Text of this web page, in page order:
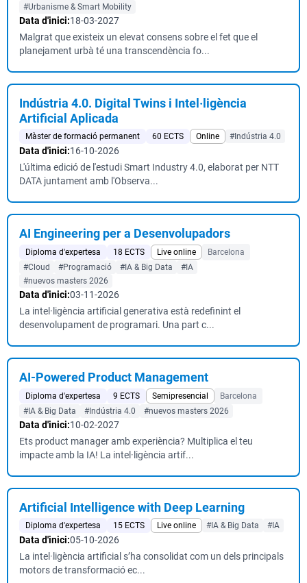
#Urbanisme & Smart Mobility
Data d'inici:18-03-2027
Malgrat que existeix un elevat consens sobre el fet que el
planejament urbà té una transcendència fo...
Indústria 4.0. Digital Twins i Intel·ligència
Artificial Aplicada
Màster de formació permanent 60 ECTS Online #Indústria 4.0
Data d'inici:16-10-2026
L'última edició de l'estudi Smart Industry 4.0, elaborat per NTT
DATA juntament amb l'Observa...
AI Engineering per a Desenvolupadors
Diploma d'expertesa 18 ECTS Live online
Barcelona
#Cloud
#Programació #IA & Big Data
#IA
#nuevos masters 2026
Data d'inici:03-11-2026
La intel·ligència artificial generativa està redefinint el
desenvolupament de programari. Una part c...
AI-Powered Product Management
Diploma d'expertesa 9 ECTS Semipresencial
Barcelona
#IA & Big Data
#Indústria 4.0 #nuevos masters 2026
Data d'inici:10-02-2027
Ets product manager amb experiència? Multiplica el teu
impacte amb la IA! La intel·ligència artif...
Artificial Intelligence with Deep Learning
Diploma d'expertesa 15 ECTS Live online #IA & Big Data #IA
Data d'inici:05-10-2026
La intel·ligència artificial s’ha consolidat com un dels principals
motors de transformació ec...